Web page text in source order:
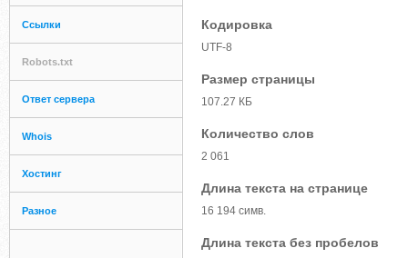
Ссылки
Robots.txt
Ответ сервера
Whois
Хостинг
Разное
Кодировка
UTF-8
Размер страницы
107.27 КБ
Количество слов
2 061
Длина текста на странице
16 194 симв.
Длина текста без пробелов